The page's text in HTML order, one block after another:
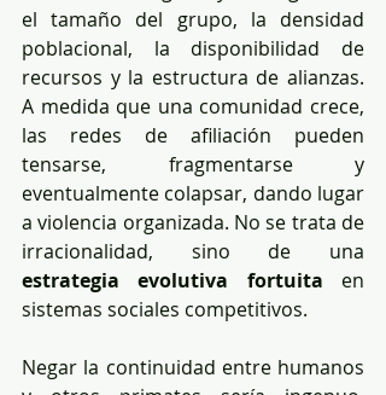
el tamaño del grupo, la densidad
poblacional, la disponibilidad de
recursos y la estructura de alianzas.
A medida que una comunidad crece,
las redes de afiliación pueden
tensarse, fragmentarse y
eventualmente colapsar, dando lugar
a violencia organizada. No se trata de
estrategia evolutiva fortuita en
sistemas sociales competitivos.
Negar la continuidad entre humanos